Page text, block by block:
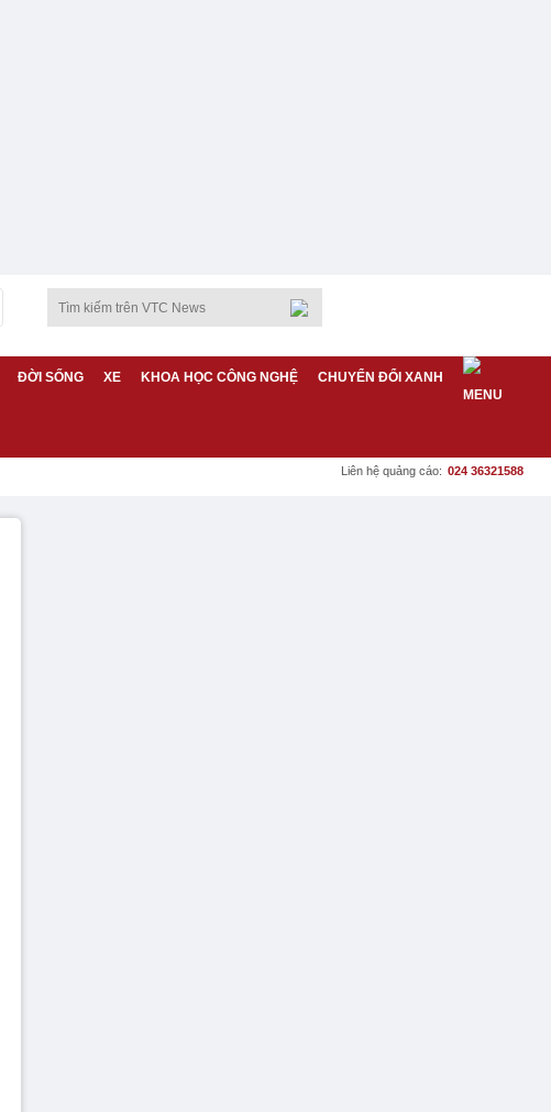
ĐỜI SỐNG XE KHOA HỌC CÔNG NGHỆ CHUYỂN ĐỔI XANH
Liên hệ quảng cáo: 024 36321588